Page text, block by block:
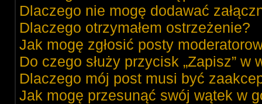
Dlaczego nie mogę dodawać
Dlaczego otrzymałem ostrzeżenie?
Jak mogę zgłosić posty
Do czego służy przycisk „Zapisz”
Dlaczego mój post musi być
Jak mogę przesunąć swój wątek w